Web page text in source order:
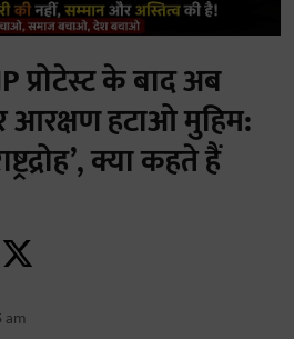
प्रोटेस्ट के बाद अब
आरक्षण हटाओ मुहिम:
क्या कहते हैं
am